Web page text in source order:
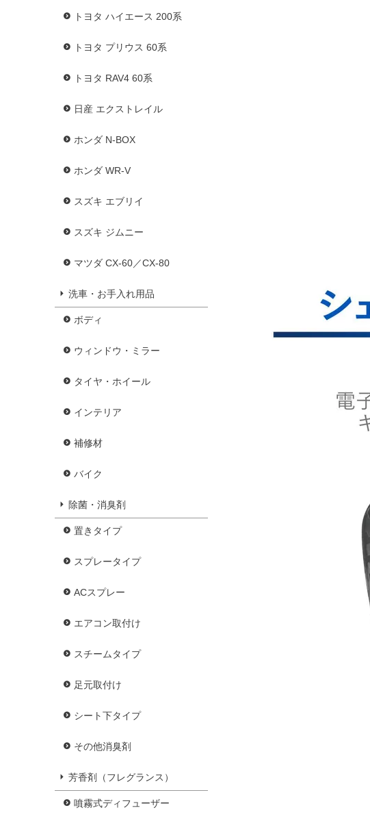
トヨタ ハイエース 200系
トヨタ プリウス 60系
トヨタ RAV4 60系
日産 エクストレイル
ホンダ N-BOX
ホンダ WR-V
スズキ エブリイ
スズキ ジムニー
マツダ CX-60／CX-80
洗車・お手入れ用品
ボディ
ウィンドウ・ミラー
タイヤ・ホイール
インテリア
補修材
バイク
除菌・消臭剤
置きタイプ
スプレータイプ
ACスプレー
エアコン取付け
スチームタイプ
足元取付け
シート下タイプ
その他消臭剤
芳香剤（フレグランス）
噴霧式ディフューザー